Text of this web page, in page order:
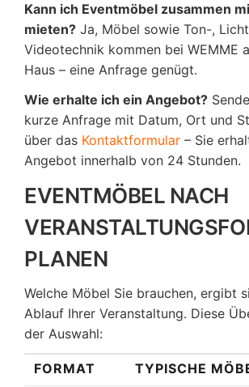
Kann ich Eventmöbel zusammen
mieten? Ja, Möbel sowie Ton-,
Videotechnik kommen bei WEMME
Haus – eine Anfrage genügt.
Wie erhalte ich ein Angebot?
kurze Anfrage mit Datum, Ort und
über das Kontaktformular – Sie
Angebot innerhalb von 24 Stunden.
EVENTMÖBEL NACH
PLANEN
Welche Möbel Sie brauchen, ergibt
Ablauf Ihrer Veranstaltung. Diese
der Auswahl:
FORMAT TYPISCHE